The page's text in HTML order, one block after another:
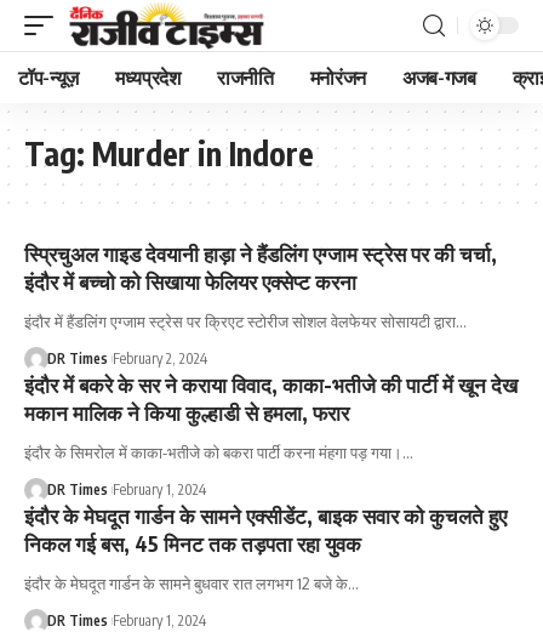
टॉप-न्यूज़ मध्यप्रदेश राजनीति मनोरंजन अजब-गजब
Tag: Murder in Indore
स्प्रिचुअल गाइड देवयानी हाड़ा ने हैंडलिंग एग्जाम स्ट्रेस पर की चर्चा,
इंदौर में बच्चो को सिखाया फेलियर एक्सेप्ट करना
इंदौर में हैंडलिंग एग्जाम स्ट्रेस पर क्रिएट स्टोरीज सोशल वेलफेयर सोसायटी द्वारा…
DR Times February 2, 2024
इंदौर में बकरे के सर ने कराया विवाद, काका-भतीजे की पार्टी में खून देख
मकान मालिक ने किया कुल्हाडी से हमला, फरार
इंदौर के सिमरोल में काका-भतीजे को बकरा पार्टी करना मंहगा पड़ गया। …
DR Times February 1, 2024
इंदौर के मेघदूत गार्डन के सामने एक्सीडेंट, बाइक सवार को कुचलते हुए
निकल गई बस, 45 मिनट तक तड़पता रहा युवक
इंदौर के मेघदूत गार्डन के सामने बुधवार रात लगभग 12 बजे के…
DR Times February 1, 2024